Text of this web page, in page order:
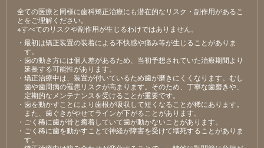
全ての医療と同様に歯科矯正治療にも潜在的なリスク・副作用があるこ
とをご理解ください。
※すべてのリスクや副作用が生じるわけではありません。
・最初は矯正装置の装着による不快感や痛み等が生じることがありま
す。
・歯の動き方には個人差があるため、当初予想されていた治療期間より
延長する可能性があります。
・矯正治療中は、装置が付いているため歯が磨きにくくなります。むし
歯や歯周病の罹患リスクが高まります。そのため、丁寧な歯磨きや、
定期的なメンテナンスを受けることが重要です。
・歯を動かすことにより歯根が吸収して短くなることが稀にあります。
また、歯ぐきがやせてラインが下がることがあります。
・ごく稀に歯が骨と癒着していて歯が動かないことがあります。
・ごく稀に歯を動かすことで神経が障害を受けて壊死することがありま
す。